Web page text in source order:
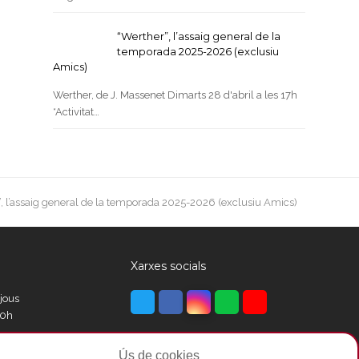
“Werther”, l’assaig general de la
temporada 2025-2026 (exclusiu
Amics)
Werther, de J. Massenet Dimarts 28 d'abril a les 17h
*Activitat…
l’assaig general de la temporada 2025-2026 (exclusiu Amics)
Xarxes socials
TwitterFacebook
Instagram
Ús de cookies